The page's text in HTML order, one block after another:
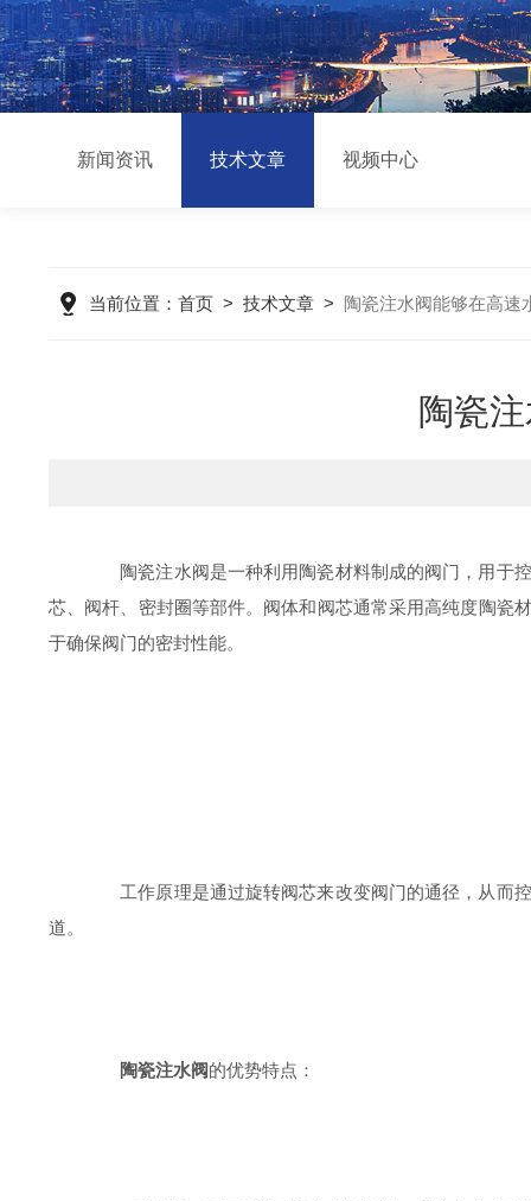
新闻资讯 技术文章 视频中心
当前位置： 首页> 技术文章> 陶瓷注水阀能够在高速
陶瓷
陶瓷注水阀是一种利用陶瓷材料制成的阀门，用于控
芯、阀杆、密封圈等部件。阀体和阀芯通常采用高纯度陶瓷
于确保阀门的密封性能。
工作原理是通过旋转阀芯来改变阀门的通径，从而控
道。
陶瓷注水阀的优势特点：